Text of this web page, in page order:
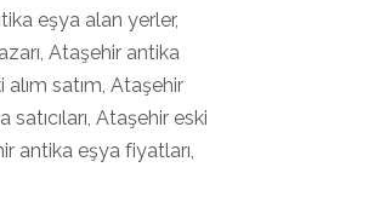
eşya alan yerler,
Ataşehir antika
alım satım, Ataşehir
Ataşehir eski
antika eşya fiyatları,